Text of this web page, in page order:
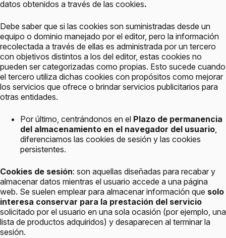
datos obtenidos a través de las cookies.
Debe saber que si las cookies son suministradas desde un
equipo o dominio manejado por el editor, pero la información
recolectada a través de ellas es administrada por un tercero
con objetivos distintos a los del editor, estas cookies no
pueden ser categorizadas como propias. Esto sucede cuando
el tercero utiliza dichas cookies con propósitos como mejorar
los servicios que ofrece o brindar servicios publicitarios para
otras entidades.
Por último, centrándonos en el Plazo de permanencia
del almacenamiento en el navegador del usuario,
diferenciamos las cookies de sesión y las cookies
persistentes.
Cookies de sesión: son aquellas diseñadas para recabar y
almacenar datos mientras el usuario accede a una página
web. Se suelen emplear para almacenar información que solo
interesa conservar para la prestación del servicio
solicitado por el usuario en una sola ocasión (por ejemplo, una
lista de productos adquiridos) y desaparecen al terminar la
sesión.